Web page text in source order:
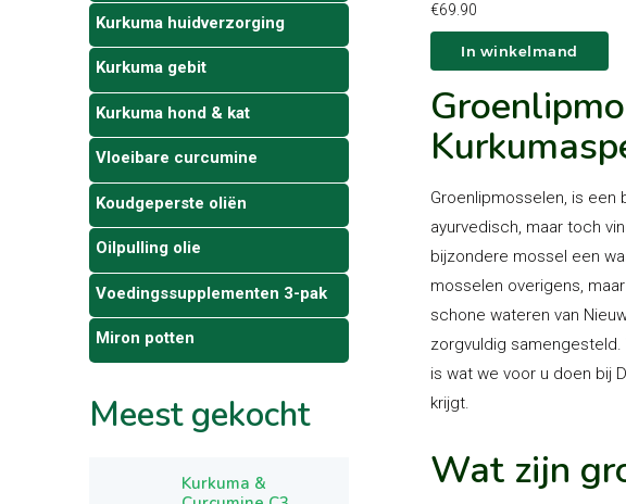
Kurkuma huidverzorging
Kurkuma gebit
Kurkuma hond & kat
Vloeibare curcumine
Koudgeperste oliën
Oilpulling olie
Voedingssupplementen 3-pak
Miron potten
Meest gekocht
Kurkuma &
€69.90
In winkelmand
Groenlipmosselen, is een
ayurvedisch, maar toch
bijzondere mossel een
mosselen overigens,
schone wateren van
zorgvuldig
is wat we voor u doen bij
krijgt.
Wat zijn